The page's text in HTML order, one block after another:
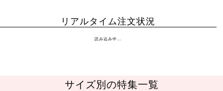
リアルタイム注文状況
読み込み中...
サイズ別の特集一覧